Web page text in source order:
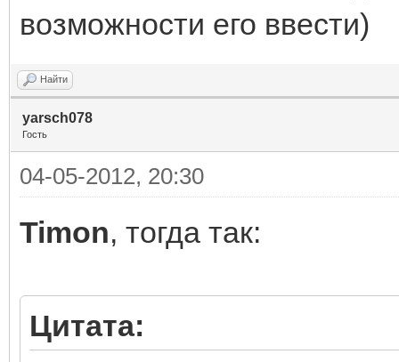
возможности его ввести)
Найти
yarsch078
Гость
04-05-2012, 20:30
Timon, тогда так:
Цитата: